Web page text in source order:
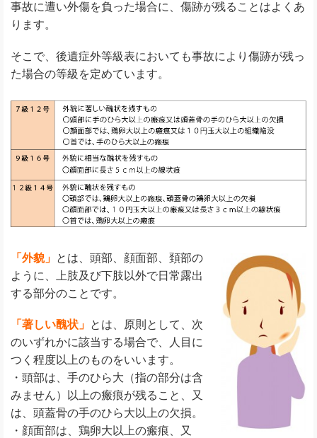
事故に遭い外傷を負った場合に、傷跡が残ることはよくあ
ります。
そこで、後遺症外等級表においても事故により傷跡が残っ
た場合の等級を定めています。
「外貌」 とは、頭部、顔面部、頚部の
ように、上肢及び下肢以外で日常露出
する部分のことです。
「著しい醜状」 とは、原則として、次
のいずれかに該当する場合で、人目に
つく程度以上のものをいいます。
・頭部は、手のひら大（指の部分は含
みません）以上の瘢痕が残ること、又
は、頭蓋骨の手のひら大以上の欠損。
・顔面部は、鶏卵大以上の瘢痕、又